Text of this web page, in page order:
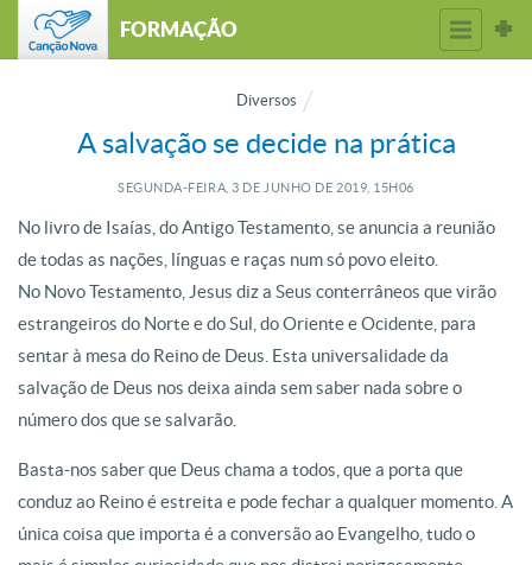
FORMAÇÃO
Diversos
A salvação se decide na prática
SEGUNDA-FEIRA, 3 DE JUNHO DE 2019, 15H06
No livro de Isaías, do Antigo Testamento, se anuncia a reunião
de todas as nações, línguas e raças num só povo eleito.
No Novo Testamento, Jesus diz a Seus conterrâneos que virão
estrangeiros do Norte e do Sul, do Oriente e Ocidente, para
sentar à mesa do Reino de Deus. Esta universalidade da
salvação de Deus nos deixa ainda sem saber nada sobre o
número dos que se salvarão.
Basta-nos saber que Deus chama a todos, que a porta que
conduz ao Reino é estreita e pode fechar a qualquer momento. A
única coisa que importa é a conversão ao Evangelho, tudo o